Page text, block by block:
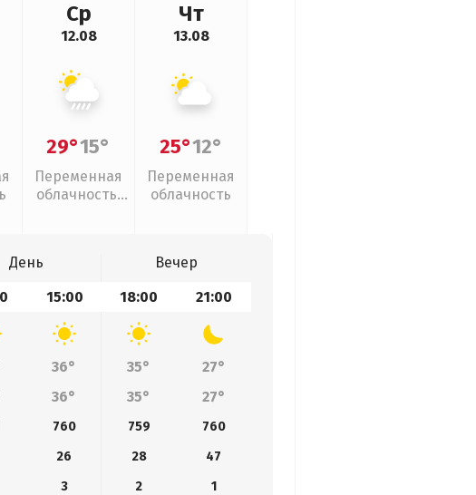
Ср
12.08
29°15°
Переменная
облачность,
Чт
13.08
25°12°
Переменная
облачность
День
Вечер
15:00 18:00 21:00
36° 35°
27°
36° 35° 27°
760 759
760
26 28
47
3 2
1